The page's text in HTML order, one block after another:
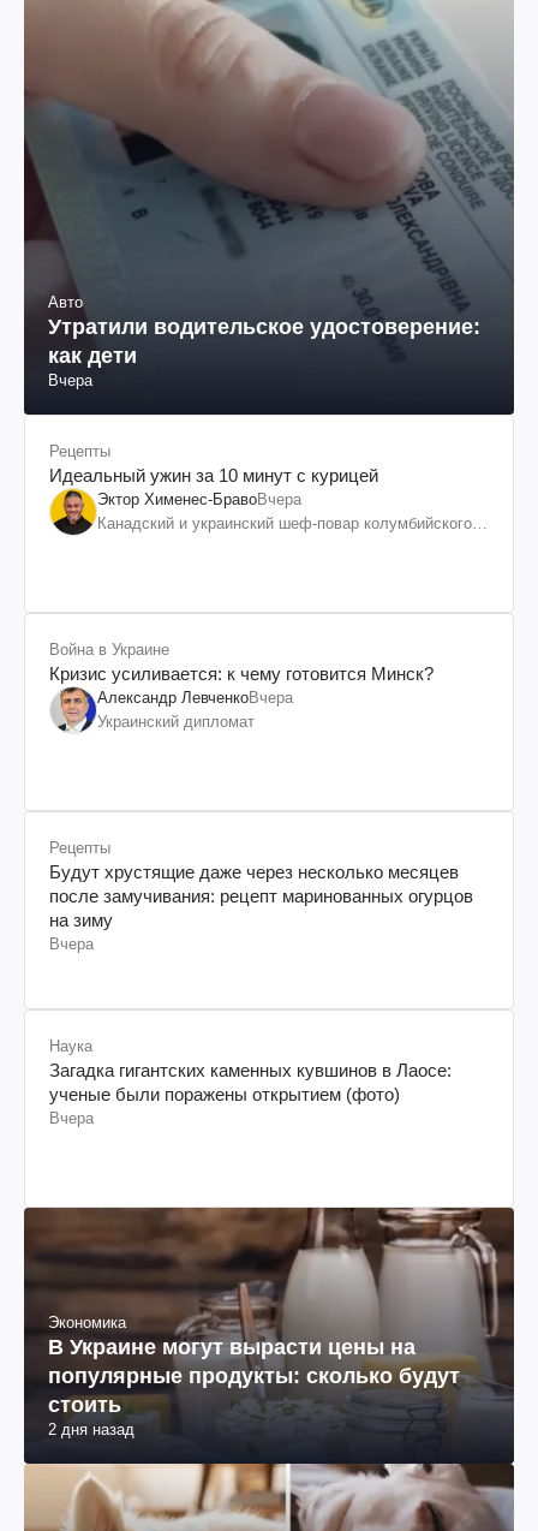
Авто
Утратили водительское удостоверение:
как дети
Вчера
Рецепты
Идеальный ужин за 10 минут с курицей
Эктор Хименес-БравоВчера
Канадский и украинский шеф-повар колумбийского
Война в Украине
Кризис усиливается: к чему готовится Минск?
Александр ЛевченкоВчера
Украинский дипломат
Рецепты
Будут хрустящие даже через несколько месяцев
после замучивания: рецепт маринованных огурцов
на зиму
Вчера
Наука
Загадка гигантских каменных кувшинов в Лаосе:
ученые были поражены открытием (фото)
Вчера
Экономика
В Украине могут вырасти цены на
популярные продукты: сколько будут
стоить
2 дня назад